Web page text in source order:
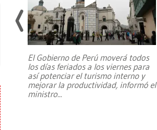
El Gobierno de Perú moverá todos
los días feriados a los viernes para
así potenciar el turismo interno y
mejorar la productividad, informó el
ministro...